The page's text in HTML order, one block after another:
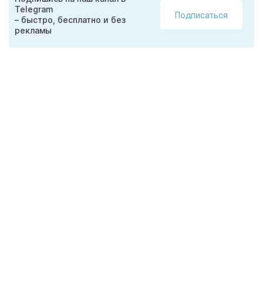
Telegram
– быстро, бесплатно и без
рекламы
Подписаться